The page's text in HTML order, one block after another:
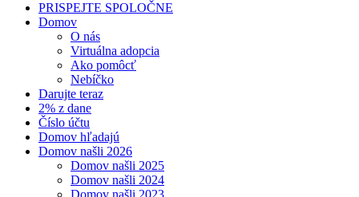
PRISPEJTE SPOLOČNE
Domov
O nás
Virtuálna adopcia
Ako pomôcť
Nebíčko
Darujte teraz
2% z dane
Číslo účtu
Domov hľadajú
Domov našli 2026
Domov našli 2025
Domov našli 2024
Domov našli 2023